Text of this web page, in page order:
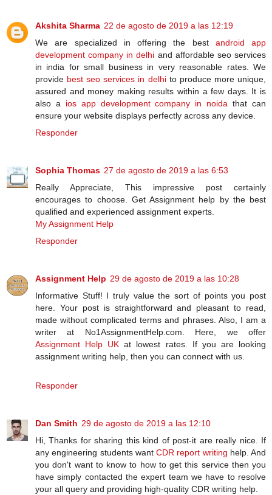
Akshita Sharma 22 de agosto de 2019 a las 12:19
We are specialized in offering the best android app
development company in delhi and affordable seo services
in india for small business in very reasonable rates. We
provide best seo services in delhito produce more unique,
assured and money making results within a few days. It is
also a ios app development company in noida that can
ensure your website displays perfectly across any device.
Responder
Sophia Thomas 27 de agosto de 2019 a las 6:53
Really Appreciate, This impressive post certainly
encourages to choose. Get Assignment help by the best
qualified and experienced assignment experts.
My Assignment Help
Responder
Assignment Help 29 de agosto de 2019 a las 10:28
Informative Stuff! I truly value the sort of points you post
here. Your post is straightforward and pleasant to read,
made without complicated terms and phrases. Also, I am a
writer at No1AssignmentHelp.com. Here, we offer
Assignment Help UK at lowest rates. If you are looking
assignment writing help, then you can connect with us.
Responder
Dan Smith 29 de agosto de 2019 a las 12:10
Hi, Thanks for sharing this kind of post-it are really nice. If
any engineering students want CDR report writing help. And
you don't want to know to how to get this service then you
have simply contacted the expert team we have to resolve
your all query and providing high-quality CDR writing help.